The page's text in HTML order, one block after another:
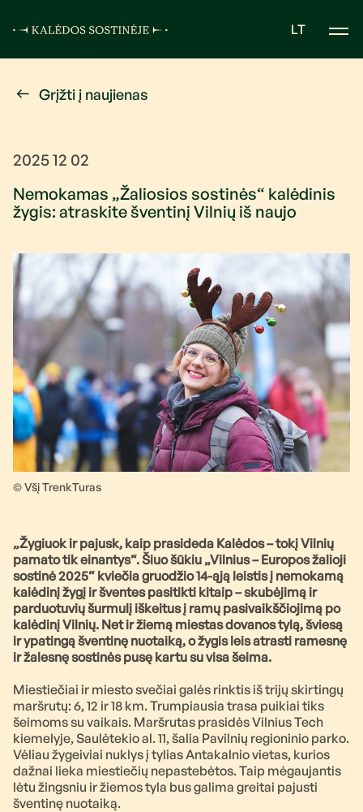
LT
Grįžti į naujienas
2025 12 02
Nemokamas „Žaliosios sostinės“ kalėdinis
žygis: atraskite šventinį Vilnių iš naujo
© Všį TrenkTuras
„Žygiuok ir pajusk, kaip prasideda Kalėdos – tokį Vilnių
pamato tik einantys“. Šiuo šūkiu „Vilnius – Europos žalioji
sostinė 2025“ kviečia gruodžio 14-ąją leistis į nemokamą
kalėdinį žygį ir šventes pasitikti kitaip – skubėjimą ir
parduotuvių šurmulį iškeitus į ramų pasivaikščiojimą po
kalėdinį Vilnių. Net ir žiemą miestas dovanos tylą, šviesą
ir ypatingą šventinę nuotaiką, o žygis leis atrasti ramesnę
ir žalesnę sostinės pusę kartu su visa šeima.
Miestiečiai ir miesto svečiai galės rinktis iš trijų skirtingų
maršrutų: 6, 12 ir 18 km. Trumpiausia trasa puikiai tiks
šeimoms su vaikais. Maršrutas prasidės Vilnius Tech
kiemelyje, Saulėtekio al. 11, šalia Pavilnių regioninio parko.
Vėliau žygeiviai nuklys į tylias Antakalnio vietas, kurios
dažnai lieka miestiečių nepastebėtos. Taip mėgaujantis
lėtu žingsniu ir žiemos tyla bus galima greitai pajusti
šventinę nuotaiką.